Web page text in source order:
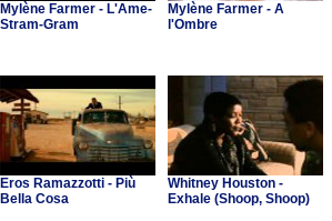
Mylène Farmer - L'Ame-
Stram-Gram
Mylène Farmer - A
l'Ombre
Eros Ramazzotti - Più
Bella Cosa
Whitney Houston -
Exhale (Shoop, Shoop)